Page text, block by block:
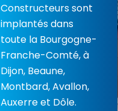
Constructeurs sont
implantés dans
toute la Bourgogne-
Franche-Comté, à
Dijon, Beaune,
Montbard, Avallon,
Auxerre et Dôle.